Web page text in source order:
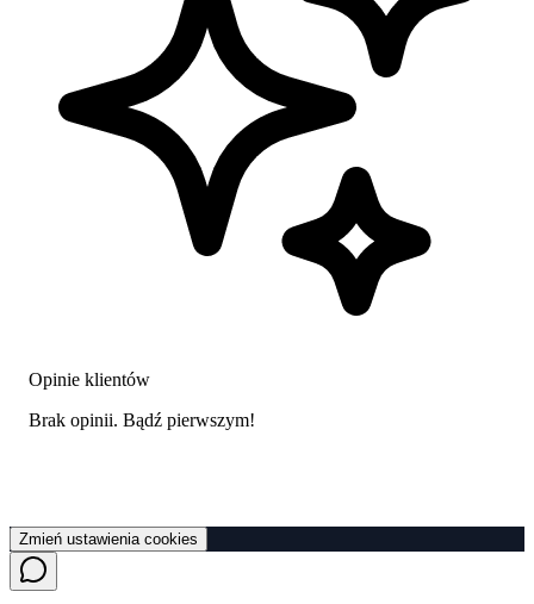
Opinie klientów
Brak opinii. Bądź pierwszym!
Zmień ustawienia cookies